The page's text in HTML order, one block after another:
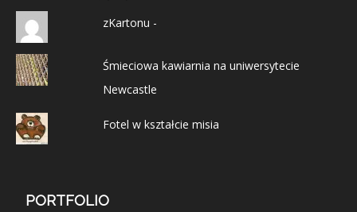
zKartonu -
Śmieciowa kawiarnia na uniwersytecie
Newcastle
Fotel w kształcie misia
PORTFOLIO